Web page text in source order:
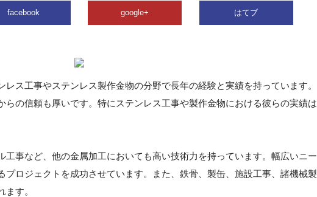
facebook google+ はてブ
レス工事やステンレス製作金物の分野で長年の経験と実績を持っています。
らの信頼も厚いです。特にステンレス工事や製作金物における彼らの実績は
工事など、他の金属加工においても高い技術力を持っています。幅広いニー
プロジェクトを成功させています。また、鉄骨、製缶、施設工事、諸機械製
す。